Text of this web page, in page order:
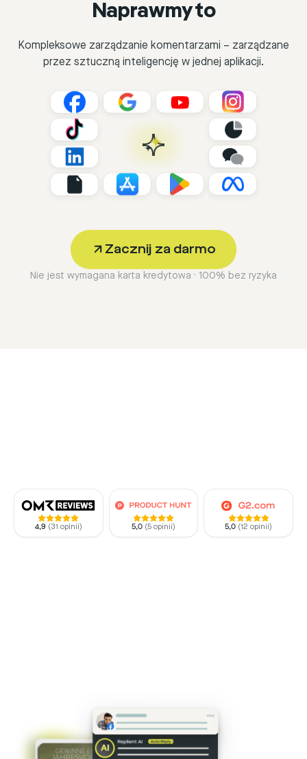
Naprawmy to
Kompleksowe zarządzanie komentarzami – zarządzane
przez sztuczną inteligencję w jednej aplikacji.
Zacznij za darmo
Nie jest wymagana karta kredytowa · 100% bez ryzyka
4,9 (31 opinii) 5,0(5 opinii) 5,0 (12 opinii)